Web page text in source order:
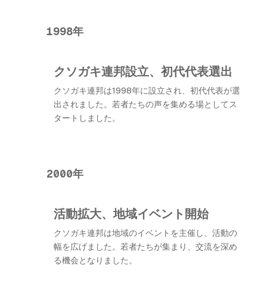
1998年
クソガキ連邦設立、初代代表選出
クソガキ連邦は1998年に設立され、初代代表が選
出されました。若者たちの声を集める場としてス
タートしました。
2000年
活動拡大、地域イベント開始
クソガキ連邦は地域のイベントを主催し、活動の
幅を広げました。若者たちが集まり、交流を深め
る機会となりました。